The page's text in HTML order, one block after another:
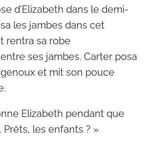
d’Elizabeth dans le demi-
les jambes dans cet
rentra sa robe
ses jambes. Carter posa
et mit son pouce
Elizabeth pendant que
les enfants ? »